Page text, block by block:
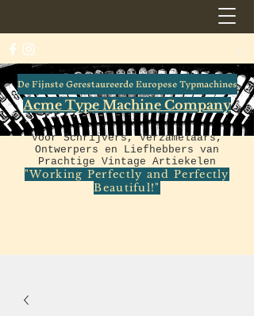
De Fijnste Gerestaureerde Europese Typmachines
Acme Type Machine Company
Voor Schrijvers, Verzamelaars,
Ontwerpers en Liefhebbers van
Prachtige Vintage Artiekelen
"Working Perfectly and Perfectly
Beautiful!"